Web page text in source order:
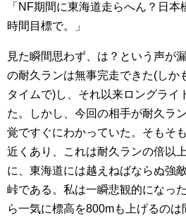
「NF期間に東海道走らへん？日
時間目標で。」
見た瞬間思わず、は？という声が
の耐久ランは無事完走できた(しか
タイムで)し、それ以来ロングライ
た。しかし、今回の相手が耐久ラ
覚ですぐにわかっていた。そもそ
近くあり、これは耐久ランの倍以
に、東海道には越えねばならぬ強
峠である。私は一瞬悲観的になっ
ら一気に標高を800mも上げるの